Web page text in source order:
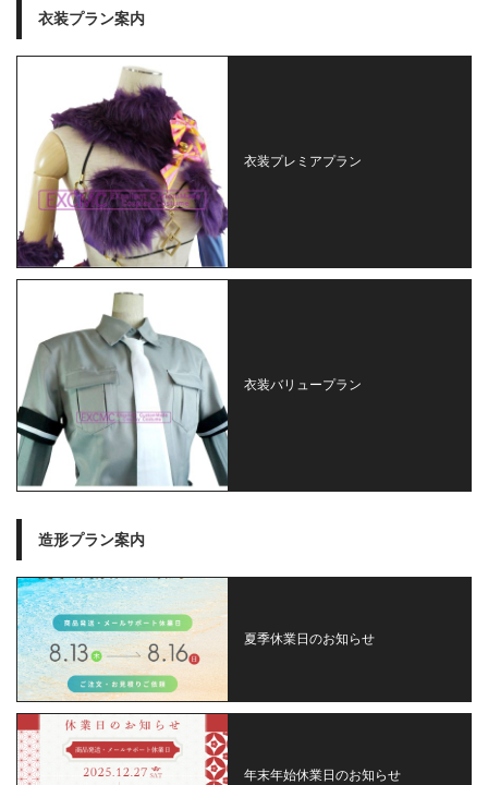
衣装プラン案内
衣装プレミアプラン
衣装バリュープラン
造形プラン案内
夏季休業日のお知らせ
年末年始休業日のお知らせ